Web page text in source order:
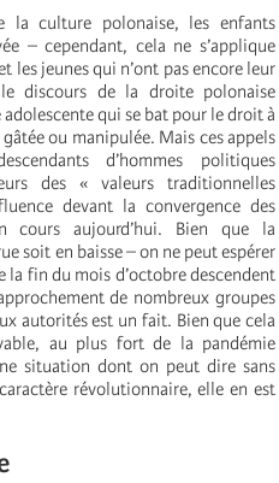
la culture polonaise, les enfants
– cependant, cela ne s’applique
les jeunes qui n’ont pas encore leur
discours de la droite polonaise
qui se bat pour le droit à
ou manipulée. Mais ces appels
d’hommes politiques
des « valeurs traditionnelles
devant la convergence des
cours aujourd’hui. Bien que la
soit en baisse – on ne peut espérer
la fin du mois d’octobre descendent
de nombreux groupes
autorités est un fait. Bien que cela
au plus fort de la pandémie
situation dont on peut dire sans
révolutionnaire, elle en est